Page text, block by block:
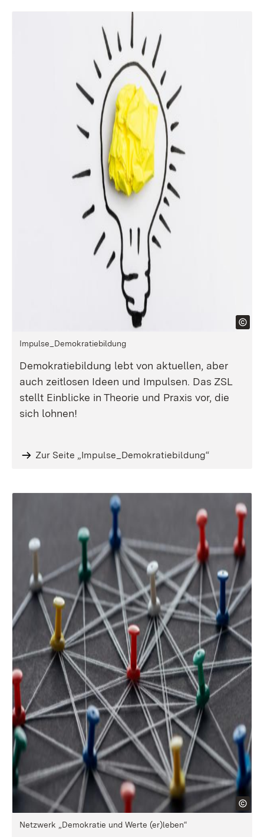
Impulse_Demokratiebildung
Demokratiebildung lebt von aktuellen, aber
auch zeitlosen Ideen und Impulsen. Das ZSL
stellt Einblicke in Theorie und Praxis vor, die
sich lohnen!
Zur Seite „Impulse_Demokratiebildung“
Netzwerk „Demokratie und Werte (er)leben“